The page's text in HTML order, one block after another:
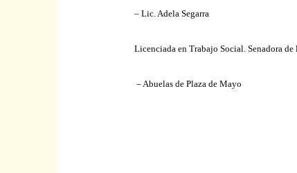
– Lic. Adela Segarra
Licenciada en Trabajo Social. Senadora de
– Abuelas de Plaza de Mayo